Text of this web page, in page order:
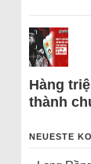
Hàng
thành
NEUESTE